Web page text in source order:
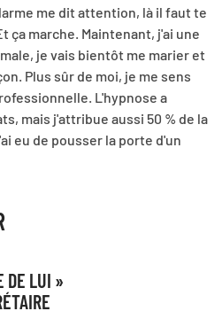
me dit attention, là il faut te
ça marche. Maintenant, j'ai une
je vais bientôt me marier et
Plus sûr de moi, je me sens
L'hypnose a
mais j'attribue aussi 50 % de la
eu de pousser la porte d'un
DE LUI »